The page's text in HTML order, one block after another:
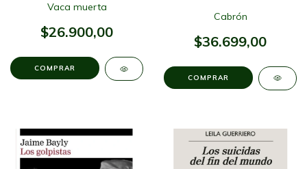
Vaca muerta
$26.900,00
Cabrón
$36.699,00